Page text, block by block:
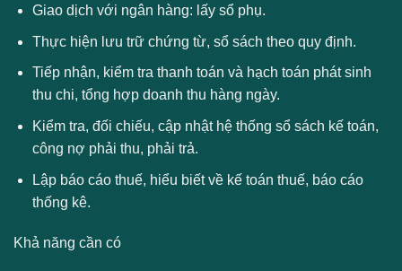
Giao dịch với ngân hàng: lấy sổ phụ.
Thực hiện lưu trữ chứng từ, sổ sách theo quy định.
Tiếp nhận, kiểm tra thanh toán và hạch toán phát sinh
thu chi, tổng hợp doanh thu hàng ngày.
Kiểm tra, đối chiếu, cập nhật hệ thống sổ sách kế toán,
công nợ phải thu, phải trả.
Lập báo cáo thuế, hiểu biết về kế toán thuế, báo cáo
thống kê.
Khả năng cần có